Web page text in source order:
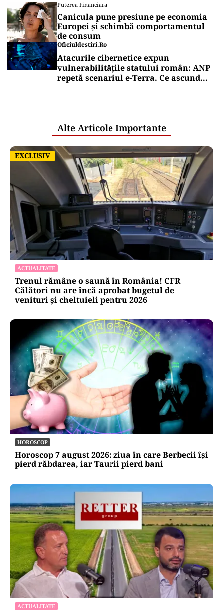
Puterea Financiara
Canicula pune presiune pe economia
Europei și schimbă comportamentul
de consum
Oficiuldestiri.ro
Atacurile cibernetice expun
vulnerabilitățile statului român: ANP
repetă scenariul e‑Terra. Ce ascund
Alte Articole Importante
EXCLUSIV
EXCLUSIV
ACTUALITATE
Trenul rămâne o saună în România! CFR
Călători nu are încă aprobat bugetul de
venituri și cheltuieli pentru 2026
HOROSCOP
Horoscop 7 august 2026: ziua în care Berbecii își
pierd răbdarea, iar Taurii pierd bani
ACTUALITATE